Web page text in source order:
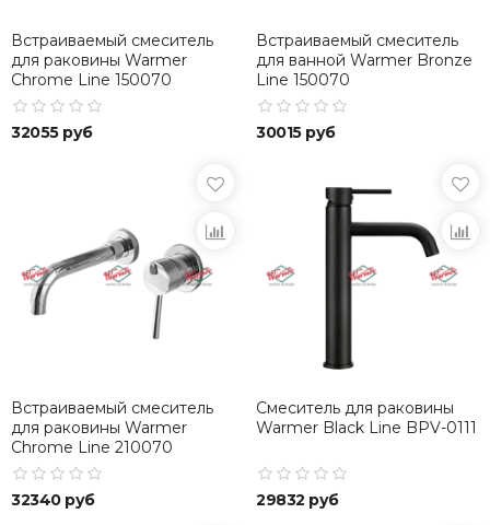
Встраиваемый смеситель
для раковины Warmer
Chrome Line 150070
32055 руб
Встраиваемый смеситель
для ванной Warmer Bronze
Line 150070
30015 руб
Встраиваемый смеситель
для раковины Warmer
Chrome Line 210070
32340 руб
Смеситель для раковины
Warmer Black Line BPV-0111
29832 руб